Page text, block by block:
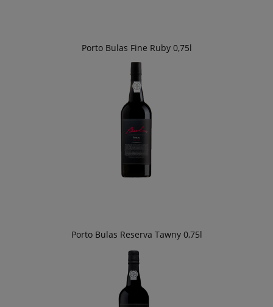
Porto Bulas Fine Ruby 0,75l
Porto Bulas Reserva Tawny 0,75l